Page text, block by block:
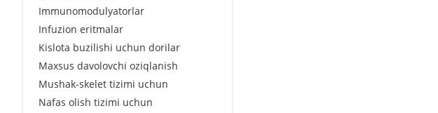
Immunomodulyatorlar
Infuzion eritmalar
Kislota buzilishi uchun dorilar
Maxsus davolovchi oziqlanish
Mushak-skelet tizimi uchun
Nafas olish tizimi uchun